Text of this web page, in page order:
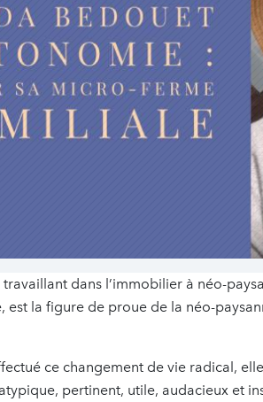
dans l’immobilier à néo-
est la figure de proue de la néo-
ce changement de vie radical,
pertinent, utile, audacieux et